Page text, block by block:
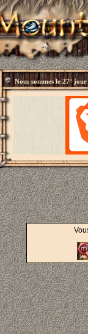
Nous sommes le27° jour